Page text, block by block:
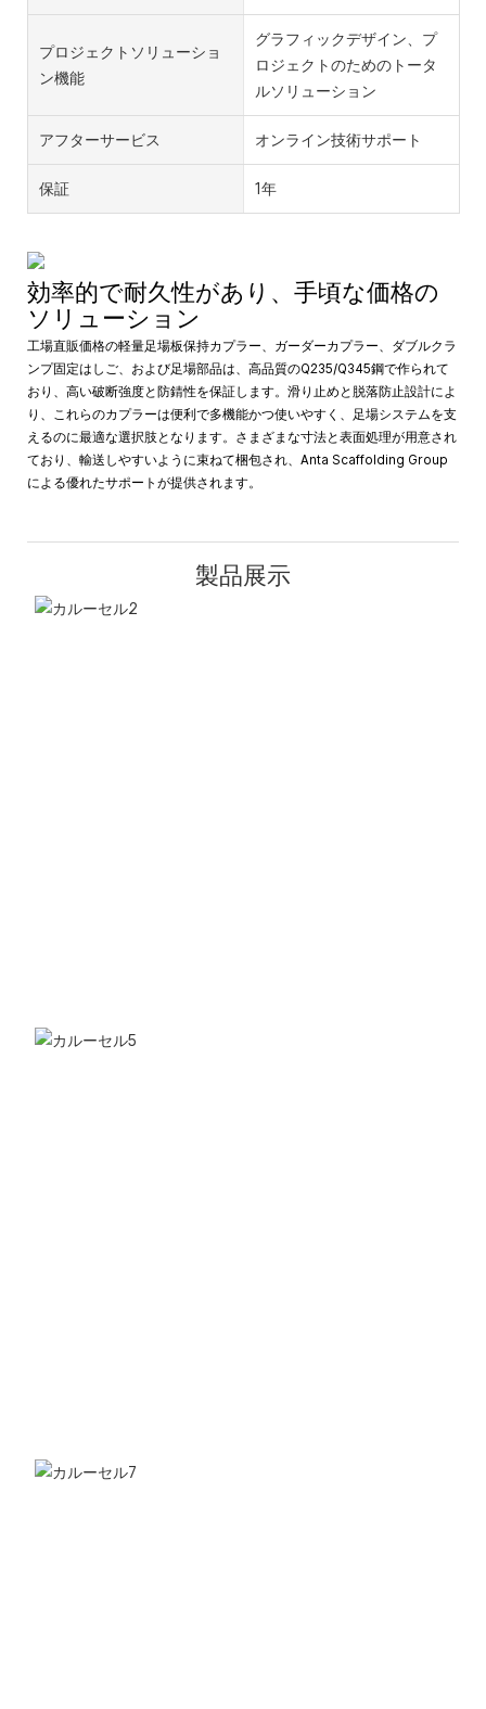
プロジェクトソリューショ
ン機能
グラフィックデザイン、プ
ロジェクトのためのトータ
ルソリューション
アフターサービス オンライン技術サポート
保証 1年
効率的で耐久性があり、手頃な価格の
ソリューション
工場直販価格の軽量足場板保持カプラー、ガーダーカプラー、ダブルクラ
ンプ固定はしご、および足場部品は、高品質のQ235/Q345鋼で作られて
おり、高い破断強度と防錆性を保証します。滑り止めと脱落防止設計によ
り、これらのカプラーは便利で多機能かつ使いやすく、足場システムを支
えるのに最適な選択肢となります。さまざまな寸法と表面処理が用意され
ており、輸送しやすいように束ねて梱包され、Anta Scaffolding Group
による優れたサポートが提供されます。
製品展示